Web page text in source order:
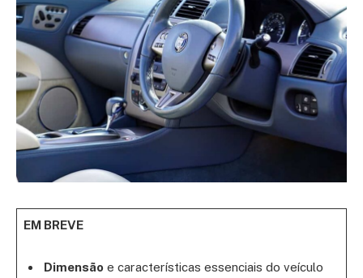
EM BREVE
Dimensão e características essenciais do veículo